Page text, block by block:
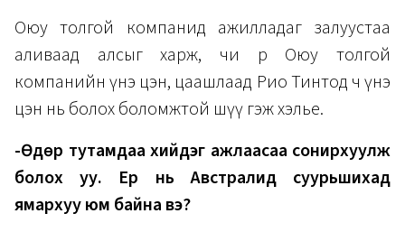
Оюу толгой компанид ажилладаг залуустаа
аливаад алсыг харж, чи өөрөө Оюу толгой
компанийн үнэ цэн, цаашлаад Рио Тинтод ч үнэ
цэн нь болох боломжтой шүү гэж хэлье.
-Өдөр тутамдаа хийдэг ажлаасаа сонирхуулж
болох уу. Ер нь Австралид суурьшихад
ямархуу юм байна вэ?